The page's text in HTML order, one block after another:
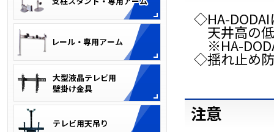
◇HA-DODAI
天井高の低
※HA-
◇揺れ止め
注意